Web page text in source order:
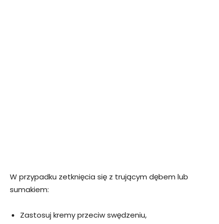
W przypadku zetknięcia się z trującym dębem lub
sumakiem:
Zastosuj kremy przeciw swędzeniu,